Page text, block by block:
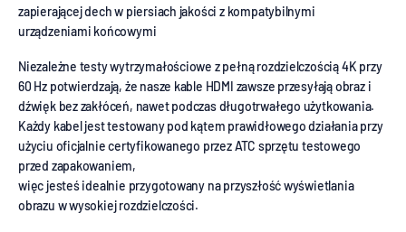
zapierającej dech w piersiach jakości z kompatybilnymi
urządzeniami końcowymi
Niezależne testy wytrzymałościowe z pełną rozdzielczością 4K przy
60 Hz potwierdzają, że nasze kable HDMI zawsze przesyłają obraz i
dźwięk bez zakłóceń, nawet podczas długotrwałego użytkowania.
Każdy kabel jest testowany pod kątem prawidłowego działania przy
użyciu oficjalnie certyfikowanego przez ATC sprzętu testowego
przed zapakowaniem,
więc jesteś idealnie przygotowany na przyszłość wyświetlania
obrazu w wysokiej rozdzielczości.